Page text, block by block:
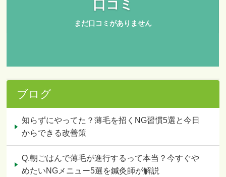
ブログ
知らずにやってた？薄毛を招くNG習慣5選と今日
からできる改善策
Q.朝ごはんで薄毛が進行するって本当？今すぐや
めたいNGメニュー5選を鍼灸師が解説